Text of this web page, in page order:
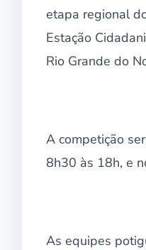
etapa regional
Estação
Rio Grande do
A competição
8h30 às 18h, e
As equipes